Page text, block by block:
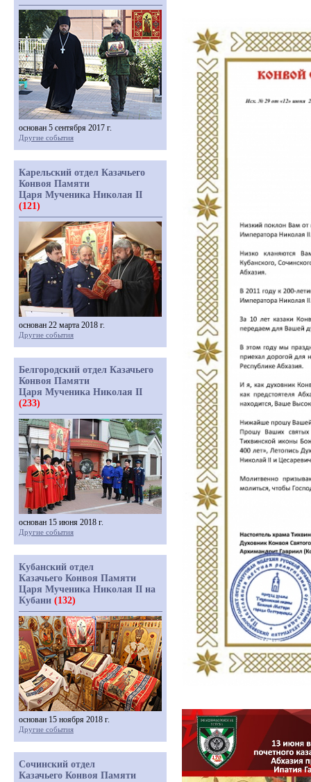
основан 5 сентября 2017 г.
Другие события
Карельский отдел Казачьего
Конвоя Памяти
Царя Мученика Николая II
(121)
основан 22 марта 2018 г.
Другие события
Белгородский отдел Казачьего
Конвоя Памяти
Царя Мученика Николая II
(233)
основан 15 июня 2018 г.
Другие события
Кубанский отдел
Казачьего Конвоя Памяти
Царя Мученика Николая II на
Кубани (132)
основан 15 ноября 2018 г.
Другие события
Сочинский отдел
Казачьего Конвоя Памяти